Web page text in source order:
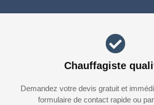
Chauffagiste
Demandez votre devis gratuit et
formulaire de contact rapide ou